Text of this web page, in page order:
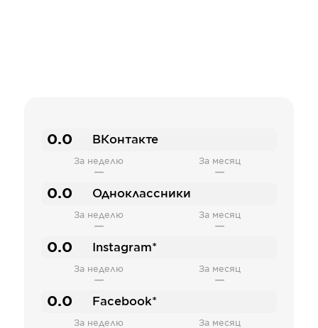
0.0 ВКонтакте
За неделю
—
За месяц
—
0.0 Одноклассники
За неделю
—
За месяц
—
0.0 Instagram*
За неделю
—
За месяц
—
0.0 Facebook*
За неделю За месяц